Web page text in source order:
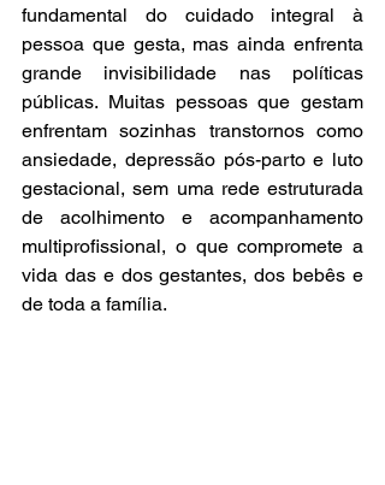
fundamental do cuidado integral à
pessoa que gesta, mas ainda enfrenta
grande invisibilidade nas políticas
públicas. Muitas pessoas que gestam
enfrentam sozinhas transtornos como
ansiedade, depressão pós-parto e luto
gestacional, sem uma rede estruturada
de acolhimento e acompanhamento
multiprofissional, o que compromete a
vida das e dos gestantes, dos bebês e
de toda a família.